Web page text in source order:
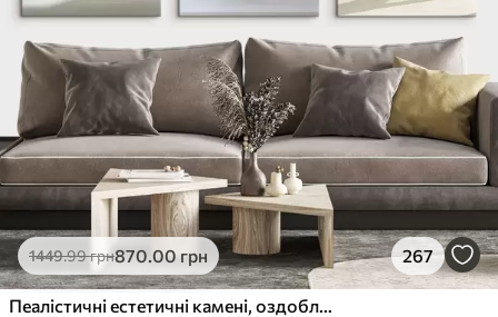
1449.99грн870.00 грн 267
Пеалістичні естетичні камені, оздоблення будинку, природне освітлення